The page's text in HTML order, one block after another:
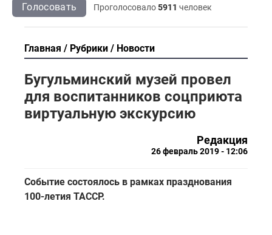
Голосовать Проголосовало5911 человек
Главная Рубрики Новости
Бугульминский музей провел
для воспитанников соцприюта
виртуальную экскурсию
Редакция
26 февраль 2019 - 12:06
Событие состоялось в рамках празднования
100-летия ТАССР.